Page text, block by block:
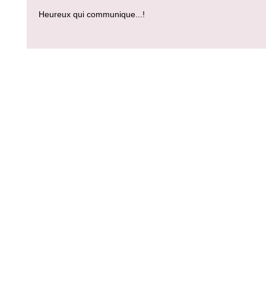
Heureux qui communique...!